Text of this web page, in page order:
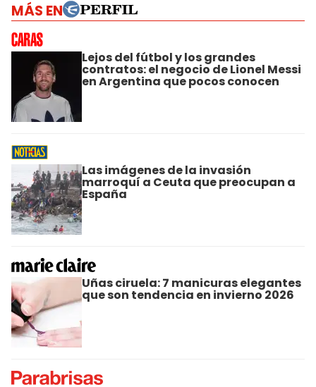
MÁS EN
Lejos del fútbol y los grandes
contratos: el negocio de Lionel Messi
en Argentina que pocos conocen
Las imágenes de la invasión
marroquí a Ceuta que preocupan a
España
Uñas ciruela: 7 manicuras elegantes
que son tendencia en invierno 2026